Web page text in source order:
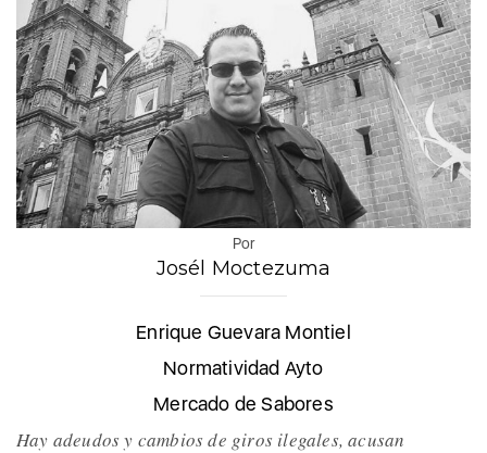
Por
Josél Moctezuma
Enrique Guevara Montiel
Normatividad Ayto
Mercado de Sabores
Hay adeudos y cambios de giros ilegales, acusan